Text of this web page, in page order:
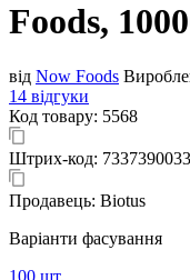
Foods,
від Now Foods
14 відгуки
Код товару: 5568
Штрих-код:
Продавець: Biotus
Варіанти фасування
100 шт.